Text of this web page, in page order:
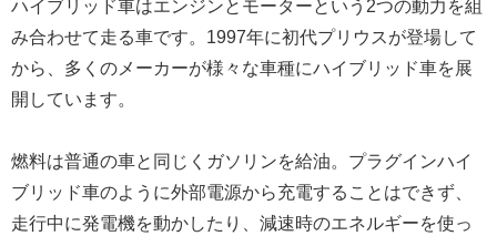
ハイブリッド車はエンジンとモーターという2つの動力を組
み合わせて走る車です。1997年に初代プリウスが登場して
から、多くのメーカーが様々な車種にハイブリッド車を展
開しています。
燃料は普通の車と同じくガソリンを給油。プラグインハイ
ブリッド車のように外部電源から充電することはできず、
走行中に発電機を動かしたり、減速時のエネルギーを使っ